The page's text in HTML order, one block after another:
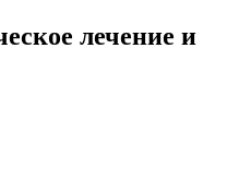
лечение и